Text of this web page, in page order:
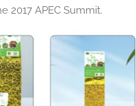
2017 APEC Summit.